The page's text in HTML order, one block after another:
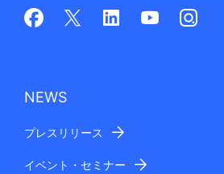
NEWS
プレスリリース
イベント・セミナー